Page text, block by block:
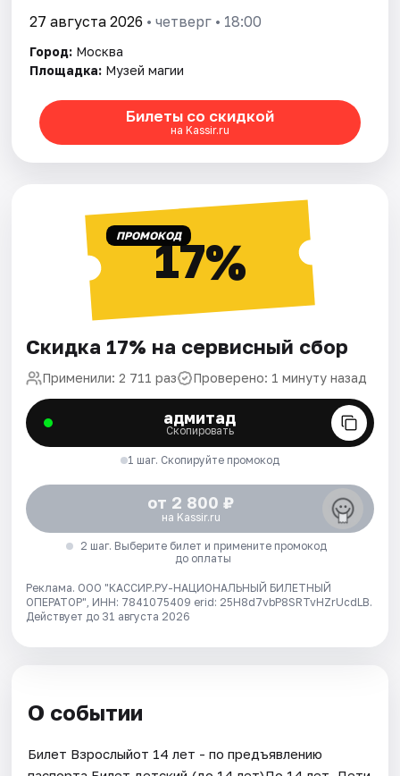
27 августа 2026 • четверг • 18:00
Город: Москва
Площадка: Музей магии
Билеты со скидкой
на Kassir.ru
ПРОМОКОД17%
Скидка 17% на сервисный сбор
Применили: 2 711 раз Проверено: 1 минуту назад
адмитад
Скопировать
1 шаг. Скопируйте промокод
от 2 800 ₽
на Kassir.ru
2 шаг. Выберите билет и примените промокод
до оплаты
Реклама. ООО "КАССИР.РУ-НАЦИОНАЛЬНЫЙ БИЛЕТНЫЙ
ОПЕРАТОР", ИНН: 7841075409 erid: 25H8d7vbP8SRTvHZrUcdLB.
Действует до 31 августа 2026
О событии
Билет Взрослыйот 14 лет - по предъявлению